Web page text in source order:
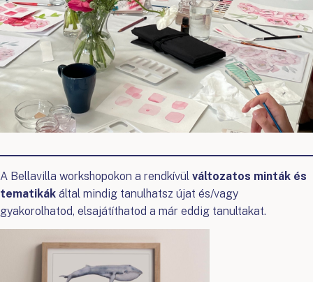
A Bellavilla workshopokon a rendkívül változatos minták és
tematikák által mindig tanulhatsz újat és/vagy
gyakorolhatod, elsajátíthatod a már eddig tanultakat.